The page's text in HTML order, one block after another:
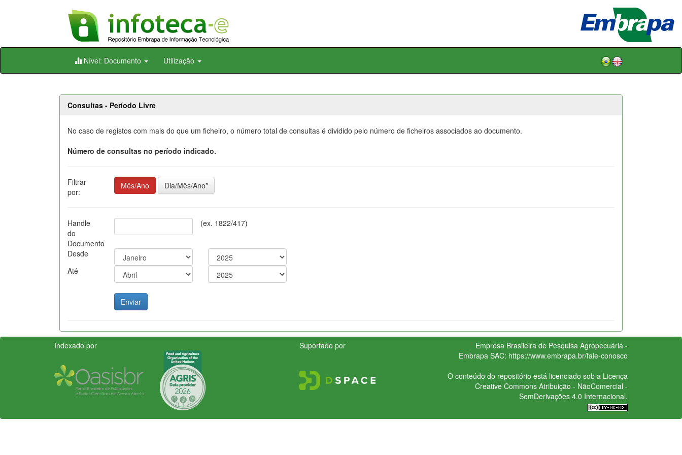
Skip
Nível: Documento Utilização
Consultas - Período Livre
No caso de registos com mais do que um ficheiro, o número total de consultas é dividido pelo número de ficheiros associados ao documento.
Número de consultas no período indicado.
Filtrar
por:
Mês/Ano Dia/Mês/Ano*
Handle
do
Documento
(ex. 1822/417)
Desde
Até
Indexado por Suportado por
Empresa Brasileira de Pesquisa Agropecuária -
Embrapa SAC: https://www.embrapa.br/fale-conosco
O conteúdo do repositório está licenciado sob a Licença
Creative CommonsAtribuição - NãoComercial -
SemDerivações 4.0 Internacional.